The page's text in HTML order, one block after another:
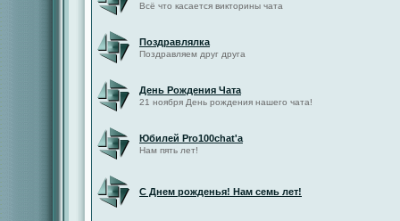
Всё что касается викторины чата
Поздравлялка
Поздравляем друг друга
День Рождения Чата
21 ноября День рождения нашего чата!
Юбилей Pro100chat'а
Нам пять лет!
С Днем рожденья! Нам семь лет!